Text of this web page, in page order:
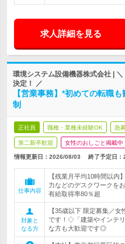
求人詳細を見る
環境システム設備機器株式会社 |
決定！ ／
【営業事務】*初めての転職
制
正社員 職種・業種未経験OK 急
第二新卒歓迎 女性のおしごと掲載中
情報更新日：2026/08/03 終了予定日：
仕事内容
【残業月平均10時間以内
力などのデスクワークを
有給取得率80％超
対象と
なる方
【35歳以下 限定募集／
です！◇「建築やインテ
な方も大歓迎です◎